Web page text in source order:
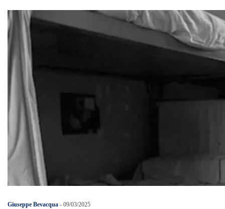
Giuseppe Bevacqua - 09/03/2025